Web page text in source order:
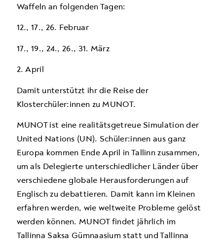
Waffeln an folgenden Tagen:
12., 17., 26. Februar
17., 19., 24., 26., 31. März
2. April
Damit unterstützt ihr die Reise der
Klosterchüler:innen zu MUNOT.
MUNOT ist eine realitätsgetreue Simulation der
United Nations (UN). Schüler:innen aus ganz
Europa kommen Ende April in Tallinn zusammen,
um als Delegierte unterschiedlicher Länder über
verschiedene globale Herausforderungen auf
Englisch zu debattieren. Damit kann im Kleinen
erfahren werden, wie weltweite Probleme gelöst
werden können. MUNOT findet jährlich im
Tallinna Saksa Gümnaasium statt und Tallinna